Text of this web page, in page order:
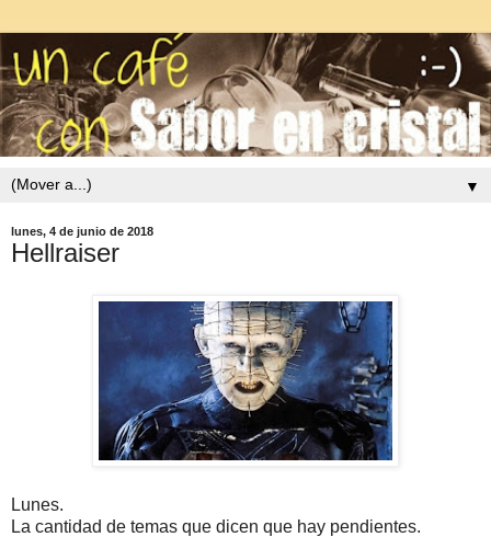
▼
lunes, 4 de junio de 2018
Hellraiser
Lunes.
La cantidad de temas que dicen que hay pendientes.